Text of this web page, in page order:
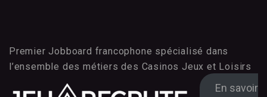
Premier Jobboard francophone spécialisé dans
l’ensemble des métiers des Casinos Jeux et Loisirs
En savoir